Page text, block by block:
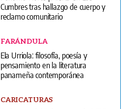
Ela Urriola: filosofía, poesía y
pensamiento en la literatura
CARICATURAS
Caricatura del 7 de agosto de 2026
INFIDENCIAS Y CONFIDENCIAS